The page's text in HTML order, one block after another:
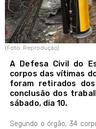
(Foto: Reprodução)
A Defesa Civil do
corpos das vítimas
foram retirados
conclusão dos
sábado, dia 10.
Segundo o órgão, 34